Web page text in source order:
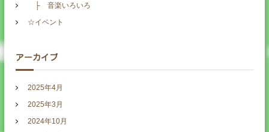
├ 音楽いろいろ
☆イベント
アーカイブ
2025年4月
2025年3月
2024年10月